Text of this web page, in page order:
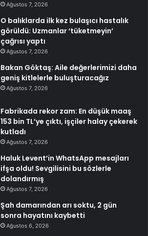
Ağustos 7, 2026
O balıklarda ilk kez bulaşıcı hastalık
görüldü: Uzmanlar ‘tüketmeyin’
çağrısı yaptı
Ağustos 7, 2026
Bakan Göktaş: Aile değerlerimizi daha
geniş kitlelerle buluşturacağız
Ağustos 7, 2026
Fabrikada rekor zam: En düşük maaş
153 bin TL’ye çıktı, işçiler halay çekerek
kutladı
Ağustos 7, 2026
Haluk Levent’in WhatsApp mesajları
ifşa oldu! Sevgilisini bu sözlerle
dolandırmış
Ağustos 7, 2026
Şah damarından arı soktu, 2 gün
sonra hayatını kaybetti
Ağustos 6, 2026